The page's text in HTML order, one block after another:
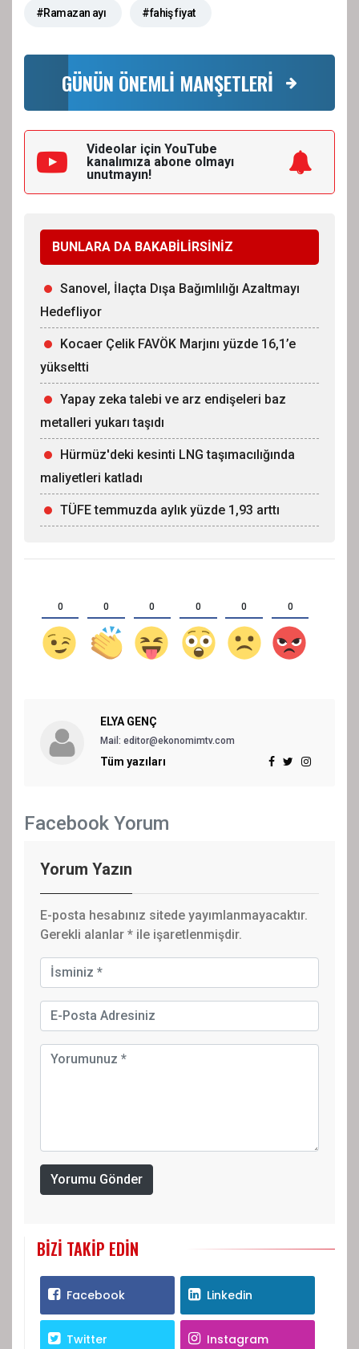
#Ramazan ayı #fahiş fiyat
GÜNÜN ÖNEMLİ MANŞETLERİ
Videolar için YouTube
kanalımıza abone olmayı
unutmayın!
BUNLARA DA BAKABİLİRSİNİZ
Sanovel, İlaçta Dışa Bağımlılığı Azaltmayı
Hedefliyor
Kocaer Çelik FAVÖK Marjını yüzde 16,1’e
yükseltti
Yapay zeka talebi ve arz endişeleri baz
metalleri yukarı taşıdı
Hürmüz'deki kesinti LNG taşımacılığında
maliyetleri katladı
TÜFE temmuzda aylık yüzde 1,93 arttı
0 0 0 0 0 0
ELYA GENÇ
Mail: editor@ekonomimtv.com
Tüm yazıları
Facebook Yorum
Yorum Yazın
E-posta hesabınız sitede yayımlanmayacaktır.
Gerekli alanlar * ile işaretlenmişdir.
Yorumu Gönder
BIZI TAKIP EDIN
Facebook Linkedin
Twitter Instagram